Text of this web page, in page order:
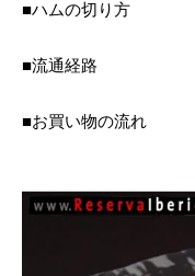
■ハムの切り方
■流通経路
■お買い物の流れ